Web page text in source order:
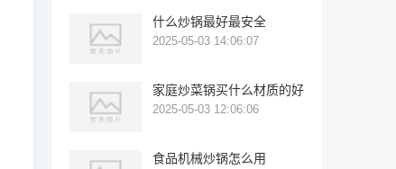
什么炒锅最好最安全
2025-05-03 14:06:07
家庭炒菜锅买什么材质的好
2025-05-03 12:06:06
食品机械炒锅怎么用